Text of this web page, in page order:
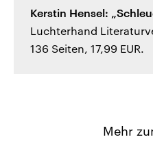
Kerstin Hensel:
Luchterhand
136 Seiten, 17,99 EUR.
Mehr